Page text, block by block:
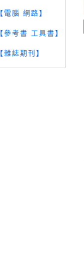
【電腦 網路】
【參考書 工具書】
【雜誌期刊】